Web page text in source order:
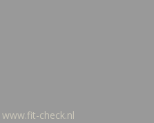
www.fit-check.nl